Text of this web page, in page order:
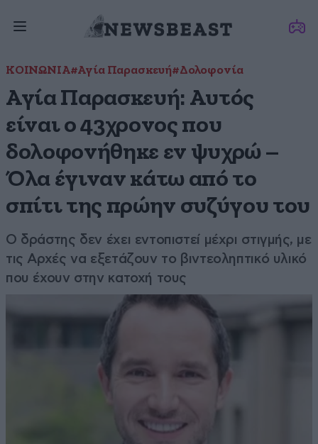
ΚΟΙΝΩΝΙΑ#Αγία Παρασκευή#Δολοφονία
Αγία Παρασκευή: Αυτός
είναι ο 43χρονος που
δολοφονήθηκε εν ψυχρώ –
Όλα έγιναν κάτω από το
σπίτι της πρώην συζύγου του
Ο δράστης δεν έχει εντοπιστεί μέχρι στιγμής, με
τις Αρχές να εξετάζουν το βιντεοληπτικό υλικό
που έχουν στην κατοχή τους